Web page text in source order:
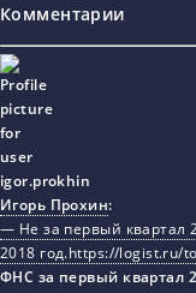
Комментарии
Игорь Прохин:
— Не за первый квартал
2018 год.https://logist.ru/
ФНС за первый квартал